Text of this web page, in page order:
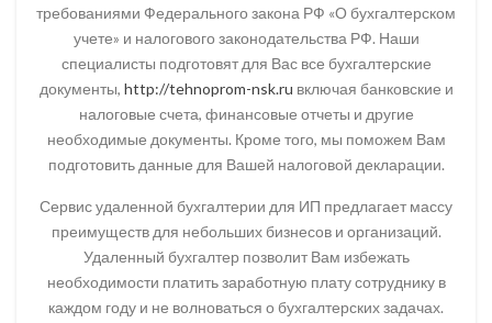
требованиями Федерального закона РФ «О бухгалтерском
учете» и налогового законодательства РФ. Наши
специалисты подготовят для Вас все бухгалтерские
документы, http://tehnoprom-nsk.ru включая банковские и
налоговые счета, финансовые отчеты и другие
необходимые документы. Кроме того, мы поможем Вам
подготовить данные для Вашей налоговой декларации.
Сервис удаленной бухгалтерии для ИП предлагает массу
преимуществ для небольших бизнесов и организаций.
Удаленный бухгалтер позволит Вам избежать
необходимости платить заработную плату сотруднику в
каждом году и не волноваться о бухгалтерских задачах.